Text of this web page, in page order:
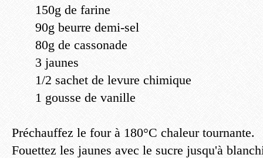
150g de farine
90g beurre demi-sel
80g de cassonade
3 jaunes
1/2 sachet de levure chimique
1 gousse de vanille
Préchauffez le four à 180°C chaleur tournante.
Fouettez les jaunes avec le sucre jusqu'à